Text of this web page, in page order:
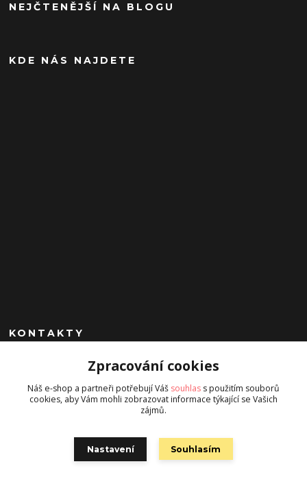
NEJČTENĚJŠÍ NA BLOGU
KDE NÁS NAJDETE
KONTAKTY
+420 602 260 963
jan.chrobak@seznam.cz
Zpracování cookies
Náš e-shop a partneři potřebují Váš souhlas s použitím souborů
cookies, aby Vám mohli zobrazovat informace týkající se Vašich
zájmů.
Nastavení Souhlasím